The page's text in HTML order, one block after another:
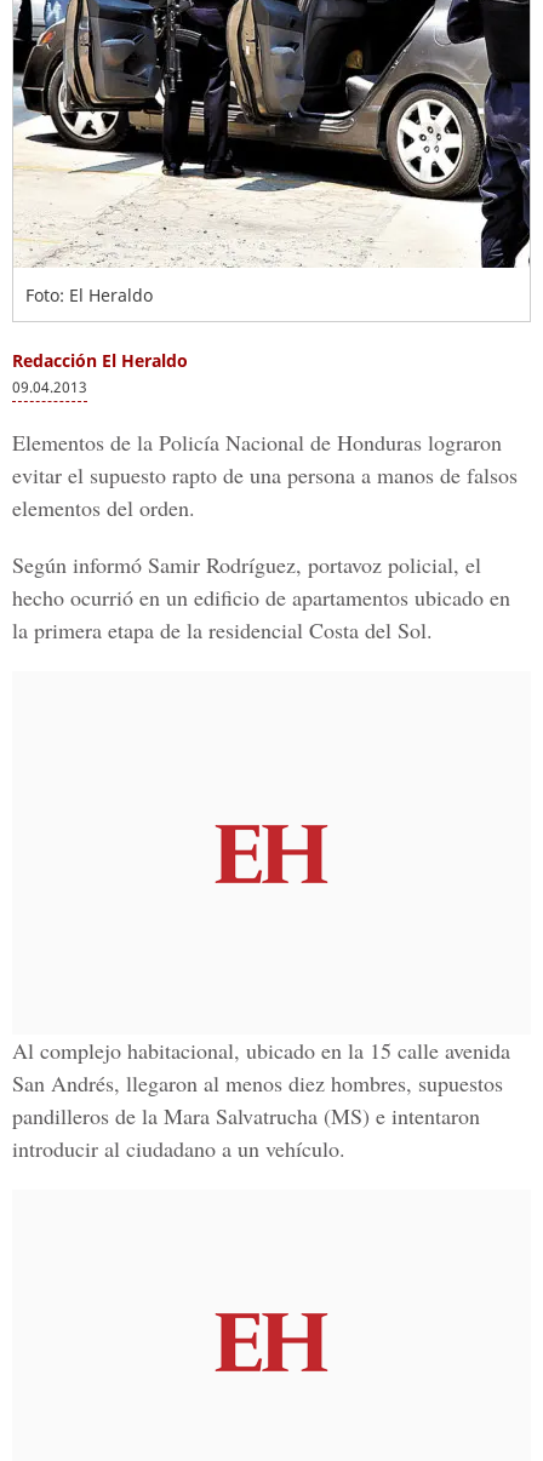
Foto: El Heraldo
Redacción El Heraldo
09.04.2013
Elementos de la Policía Nacional de Honduras lograron
evitar el supuesto rapto de una persona a manos de falsos
elementos del orden.
Según informó Samir Rodríguez, portavoz policial, el
hecho ocurrió en un edificio de apartamentos ubicado en
la primera etapa de la residencial Costa del Sol.
Al complejo habitacional, ubicado en la 15 calle avenida
San Andrés, llegaron al menos diez hombres, supuestos
pandilleros de la Mara Salvatrucha (MS) e intentaron
introducir al ciudadano a un vehículo.